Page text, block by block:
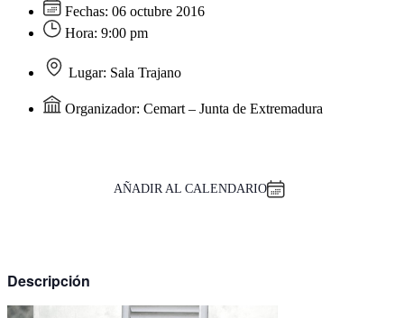
Fechas: 06 octubre 2016
Hora: 9:00 pm
Lugar: Sala Trajano
Organizador: Cemart – Junta de Extremadura
AÑADIR AL CALENDARIO
Descripción